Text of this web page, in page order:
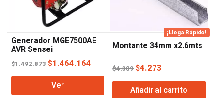
Generador MGE7500AE
AVR Sensei
$1.492.873 El
precio
original
$1.464.164
precio
Ver
¡Llega Rápido!
Montante 34mm x2.6mts
$4.389El
precio
original
$4.273
precio
actual
Añadir al carrito